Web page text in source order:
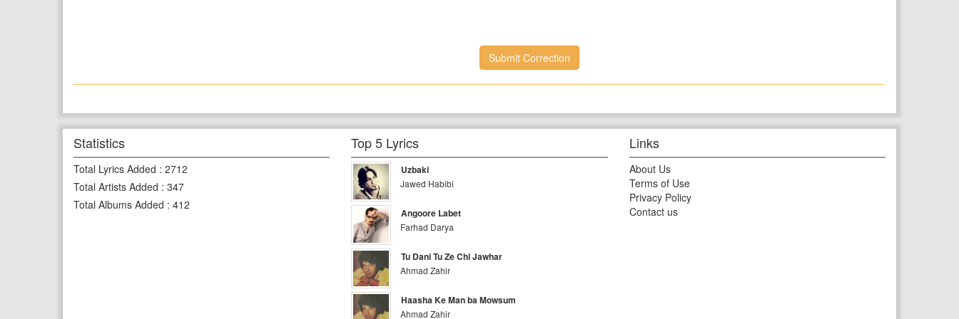
Submit Correction
Statistics
Total Lyrics Added : 2712
Total Artists Added : 347
Total Albums Added : 412
Top 5 Lyrics
Uzbaki
Jawed Habibi
Angoore Labet
Farhad Darya
Tu Dani Tu Ze Chi Jawhar
Ahmad Zahir
Haasha Ke Man ba Mowsum
Ahmad Zahir
Links
About Us
Terms of Use
Privacy Policy
Contact us